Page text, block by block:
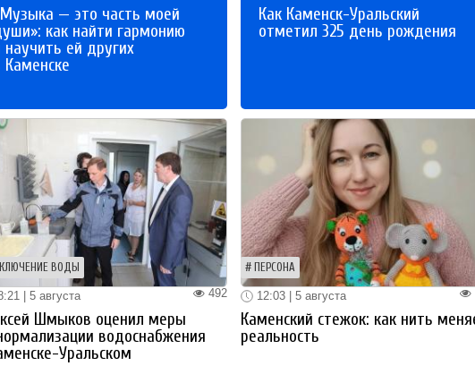
— это часть моей
как найти гармонию
научить ей других
Каменске
Как Каменск-Уральский
отметил 325 день рождения
ВОДЫ
492
| 5 августа
Шмыков оценил меры
водоснабжения
Уральском
ПЕРСОНА
12:03 | 5 августа
Каменский стежок: как нить
реальность